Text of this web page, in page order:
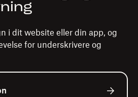
i dit website eller din app, og
for underskrivere og